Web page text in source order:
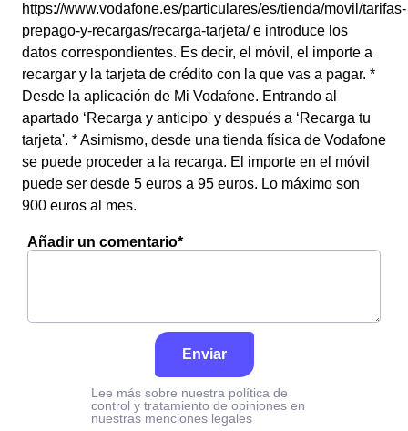
https://www.vodafone.es/particulares/es/tienda/movil/tarifas-
prepago-y-recargas/recarga-tarjeta/ e introduce los
datos correspondientes. Es decir, el móvil, el importe a
recargar y la tarjeta de crédito con la que vas a pagar. *
Desde la aplicación de Mi Vodafone. Entrando al
apartado ‘Recarga y anticipo' y después a ‘Recarga tu
tarjeta'. * Asimismo, desde una tienda física de Vodafone
se puede proceder a la recarga. El importe en el móvil
puede ser desde 5 euros a 95 euros. Lo máximo son
900 euros al mes.
Añadir un comentario*
Enviar
Lee más sobre nuestra política de
control y tratamiento de opiniones en
nuestras menciones legales